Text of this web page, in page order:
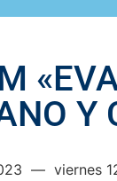
Y
— viernes